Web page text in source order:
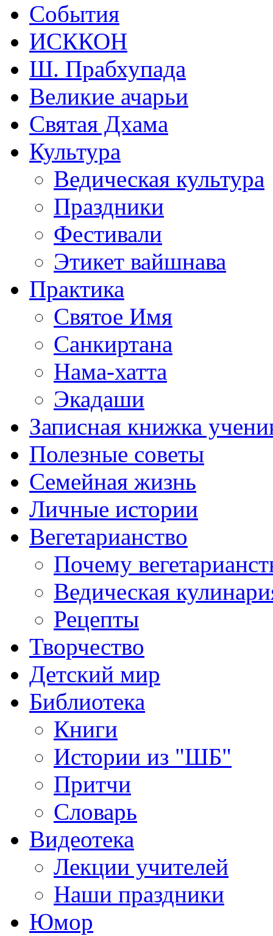
События
ИСККОН
Ш. Прабхупада
Великие ачарьи
Святая Дхама
Культура
Ведическая культура
Праздники
Фестивали
Этикет вайшнава
Практика
Святое Имя
Санкиртана
Нама-хатта
Экадаши
Записная книжка
Полезные советы
Семейная жизнь
Личные истории
Вегетарианство
Почему
Ведическая
Рецепты
Творчество
Детский мир
Библиотека
Книги
Истории из "ШБ"
Притчи
Словарь
Видеотека
Лекции учителей
Наши праздники
Юмор